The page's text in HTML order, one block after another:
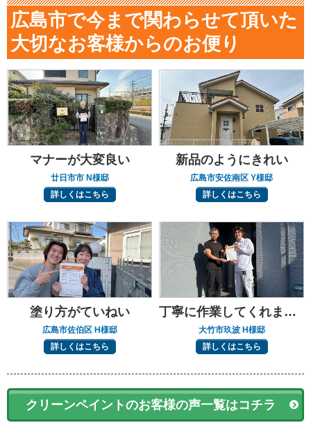
広島市で今まで関わらせて頂いた
大切なお客様からのお便り
マナーが大変良い
廿日市市 N様邸
詳しくはこちら
新品のようにきれい
広島市安佐南区 Y様邸
詳しくはこちら
塗り方がていねい
広島市佐伯区 H様邸
詳しくはこちら
丁寧に作業してくれました
大竹市玖波 H様邸
詳しくはこちら
クリーンペイントのお客様の声一覧はコチラ